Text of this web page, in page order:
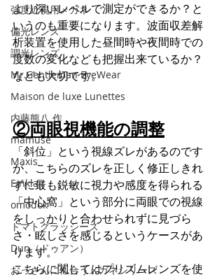
強度近視用メガネ
偏光レンズ
調光レンズ
Mr.Gentleman EyeWear
Maison de luxe Lunettes
内藤熊八 作
mamuse
Maxis
Einklair
omodok
トマトグラッシーズ
Dun（ドゥアン）
おっさんに似合うメガネシリーズ
より深いレベルで測定ができるか？と
いうのも重要になります。波面収差解
析装置を使用した昼間時や夜間時での
度数の変化なども把握出来ているか？
なども大切です。
②両眼視機能の調整
「斜位」という視線ズレがあるのです
が、こちらのズレを正しく修正しきれ
ずに最も鋭敏に視力や感度を得られる
「中心窩」という部分に両眼での視線
をしっかりと合わせられずに見づら
さ・眩しさを感じるというケースがあ
ります。
こちらに関してはプリズムレンズを使